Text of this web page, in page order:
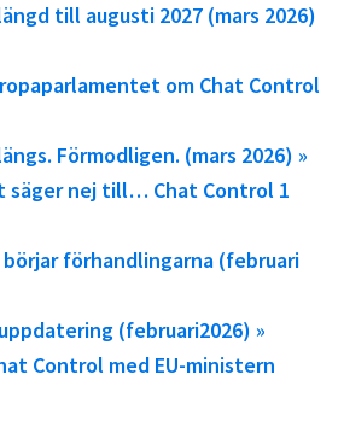
till augusti 2027 (mars 2026)
om Chat Control
Förmodligen. (mars 2026) »
säger nej till… Chat Control 1
börjar förhandlingarna (februari
(februari2026) »
Control med EU-ministern